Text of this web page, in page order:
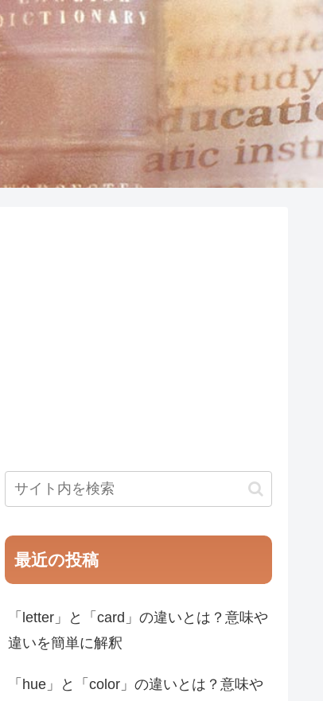
最近の投稿
「letter」と「card」の違いとは？意味や
違いを簡単に解釈
「hue」と「color」の違いとは？意味や